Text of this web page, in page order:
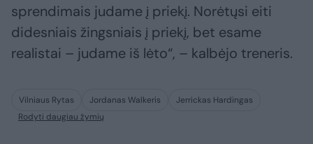
sprendimais judame į priekį. Norėtųsi eiti
didesniais žingsniais į priekį, bet esame
realistai – judame iš lėto“, – kalbėjo treneris.
Vilniaus Rytas Jordanas Walkeris
Jerrickas Hardingas
Rodyti daugiau žymių